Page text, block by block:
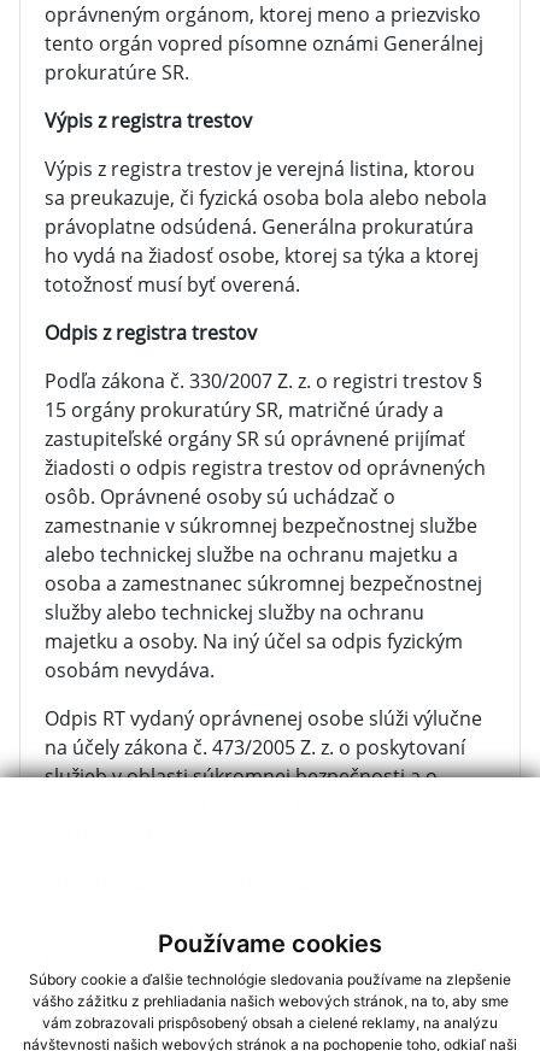
Používame cookies
Súbory cookie a ďalšie technológie sledovania používame na zlepšenie
vášho zážitku z prehliadania našich webových stránok, na to, aby sme
vám zobrazovali prispôsobený obsah a cielené reklamy, na analýzu
návštevnosti našich webových stránok a na pochopenie toho, odkiaľ naši
oprávneným orgánom, ktorej meno a priezvisko
tento orgán vopred písomne oznámi Generálnej
prokuratúre SR.
Výpis z registra trestov
Výpis z registra trestov je verejná listina, ktorou
sa preukazuje, či fyzická osoba bola alebo nebola
právoplatne odsúdená. Generálna prokuratúra
ho vydá na žiadosť osobe, ktorej sa týka a ktorej
totožnosť musí byť overená.
Odpis z registra trestov
Podľa zákona č. 330/2007 Z. z. o registri trestov §
15 orgány prokuratúry SR, matričné úrady a
zastupiteľské orgány SR sú oprávnené prijímať
žiadosti o odpis registra trestov od oprávnených
osôb. Oprávnené osoby sú uchádzač o
zamestnanie v súkromnej bezpečnostnej službe
alebo technickej službe na ochranu majetku a
osoba a zamestnanec súkromnej bezpečnostnej
služby alebo technickej služby na ochranu
majetku a osoby. Na iný účel sa odpis fyzickým
osobám nevydáva.
Odpis RT vydaný oprávnenej osobe slúži výlučne
na účely zákona č. 473/2005 Z. z. o poskytovaní
služieb v oblasti súkromnej bezpečnosti a o
Žiadosť o odpis registra trestov sa podáva
písomne a je možné ju podať:
elektronicky, alebo
osobne.